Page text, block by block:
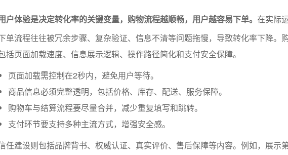
户体验是决定转化率的关键变量，购物流程越顺畅，用户越容易下单。 在实际
单流程往往被冗余步骤、复杂验证、信息不清等问题拖慢，导致转化率下降。
括页面加载速度、信息展示逻辑、操作路径简化和支付安全保障。
页面加载需控制在2秒内，避免用户等待。
商品信息必须完整透明，包括价格、库存、配送、服务保障。
购物车与结算流程要尽量合并，减少重复填写和跳转。
支付环节要支持多种主流方式，增强安全感。
任建设则包括品牌背书、权威认证、真实评价、售后保障等内容。例如，展示